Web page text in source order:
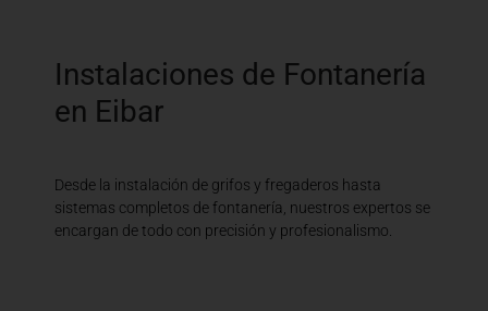
Instalaciones de Fontanería
en Eibar
Desde la instalación de grifos y fregaderos hasta
sistemas completos de fontanería, nuestros expertos se
encargan de todo con precisión y profesionalismo.